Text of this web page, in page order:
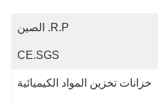
R.P. الصين
CE.SGS
خزانات تخزين المواد الكيميائية